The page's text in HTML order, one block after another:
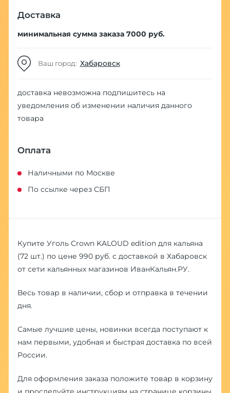
Доставка
минимальная сумма заказа 7000 руб.
Ваш город: Хабаровск
доставка невозможна подпишитесь на
уведомления об изменении наличия данного
товара
Оплата
Наличными по Москве
По ссылке через СБП
Купите Уголь Crown KALOUD edition для кальяна
(72 шт.) по цене 990 руб. с доставкой в Хабаровск
от сети кальянных магазинов ИванКальян.РУ.
Весь товар в наличии, сбор и отправка в течении
дня.
Самые лучшие цены, новинки всегда поступают к
нам первыми, удобная и быстрая доставка по всей
России.
Для оформления заказа положите товар в корзину